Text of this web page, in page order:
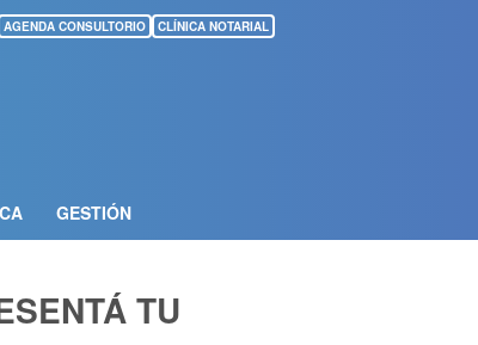
AGENDA CONSULTORIO CLÍNICA NOTARIAL
GESTIÓN
TU